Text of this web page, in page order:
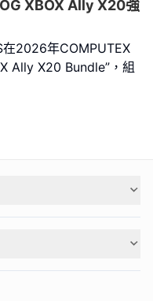
XBOX Ally X20強
在2026年COMPUTEX
Ally X20 Bundle”，組